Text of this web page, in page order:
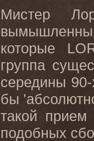
Мистер
которые
группа
середины
бы
такой прием
подобных